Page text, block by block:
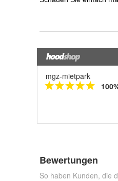
mgz-mietpark
Bewertungen
So haben Kunden, die